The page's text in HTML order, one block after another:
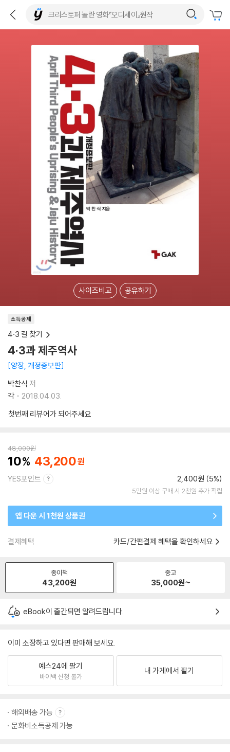
사이즈비교 공유하기
소득공제
4·3 길 찾기
4·3과 제주역사
양장, 개정증보판
박찬식 저
각
2018.04.03.
첫번째 리뷰어가 되어주세요
48,000원
10 43,200
YES포인트 2,400원 (5%)
5만원 이상 구매 시 2천원 추가 적립
앱 다운 시 1천원 상품권
결제혜택 카드/간편결제 혜택을 확인하세요
종이책
43,200원
중고
35,000원~
eBook이 출간되면 알려드립니다.
이미 소장하고 있다면 판매해 보세요.
예스24에 팔기
바이백 신청 불가
내 가게에서 팔기
해외배송 가능
문화비소득공제 가능